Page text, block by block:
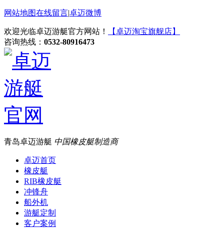
网站地图在线留言|卓迈微博
欢迎光临卓迈游艇官方网站！
【卓迈淘宝旗舰店】
咨询热线： 0532-80916473
青岛卓迈游艇 中国橡皮艇制造商
卓迈首页
橡皮艇
RIB橡皮艇
冲锋舟
船外机
游艇定制
客户案例